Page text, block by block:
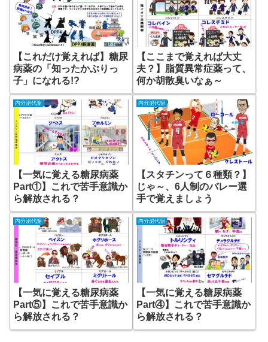
【これだけ覚えれば】糖尿
病薬の「知ったかぶりっ
子」になれる!?
【ここまで覚えれば大丈
夫？】脂質異常症薬って、
何か胡散臭いなぁ～
内分泌代謝
【一気に覚える糖尿病薬
Part①】これで苦手意識か
ら解放される？
内分泌代謝
【スタチンって６種類？】
じゃ～、6人制のバレー選
手で覚えましょう
内分泌代謝
【一気に覚える糖尿病薬
Part⑤】これで苦手意識か
ら解放される？
内分泌代謝
【一気に覚える糖尿病薬
Part④】これで苦手意識か
ら解放される？